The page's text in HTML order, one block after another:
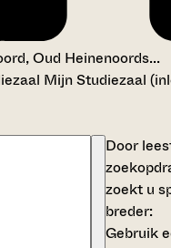
Oud Heinenoords...
Mijn Studiezaal
Door
zoekt u
breder:
Gebruik